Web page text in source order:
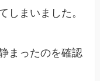
しまいました。
まったのを確認